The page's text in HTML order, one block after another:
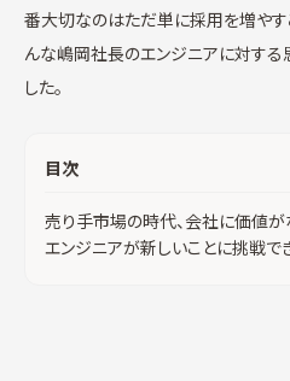
番大切なのはただ単に採用を増やす
んな嶋岡社長のエンジニアに対する
した。
目次
売り手市場の時代、会社に価値
エンジニアが新しいことに挑戦で